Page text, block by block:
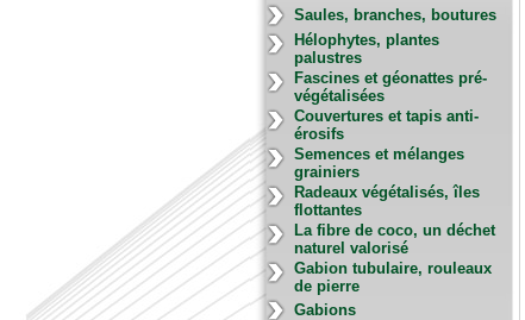
Saules, branches, boutures
Hélophytes, plantes
palustres
Fascines et géonattes pré-
végétalisées
Couvertures et tapis anti-
érosifs
Semences et mélanges
grainiers
Radeaux végétalisés, îles
flottantes
La fibre de coco, un déchet
naturel valorisé
Gabion tubulaire, rouleaux
de pierre
Gabions